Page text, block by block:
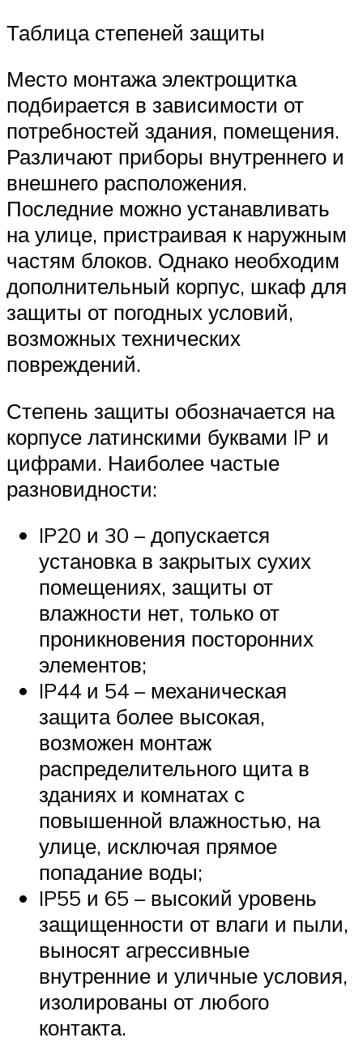
Таблица степеней защиты
Место монтажа электрощитка
подбирается в зависимости от
потребностей здания, помещения.
Различают приборы внутреннего и
внешнего расположения.
Последние можно устанавливать
на улице, пристраивая к наружным
частям блоков. Однако необходим
дополнительный корпус, шкаф для
защиты от погодных условий,
возможных технических
повреждений.
Степень защиты обозначается на
корпусе латинскими буквами IP и
цифрами. Наиболее частые
разновидности:
IP20 и 30 – допускается
установка в закрытых сухих
помещениях, защиты от
влажности нет, только от
проникновения посторонних
элементов;
IP44 и 54 – механическая
защита более высокая,
возможен монтаж
распределительного щита в
зданиях и комнатах с
повышенной влажностью, на
улице, исключая прямое
попадание воды;
IP55 и 65 – высокий уровень
защищенности от влаги и пыли,
выносят агрессивные
внутренние и уличные условия,
изолированы от любого
контакта.